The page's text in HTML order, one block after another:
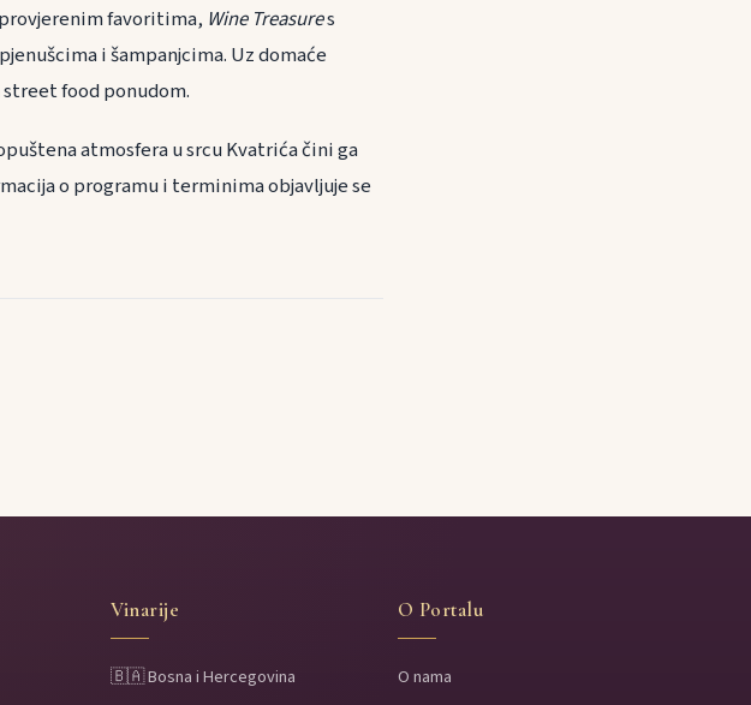
favoritima, Wine Treasures
i šampanjcima. Uz domaće
food ponudom.
atmosfera u srcu Kvatrića čini ga
o programu i terminima objavljuje se
Vinarije
🇧🇦 Bosna i Hercegovina
O Portalu
O nama